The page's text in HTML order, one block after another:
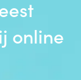
online